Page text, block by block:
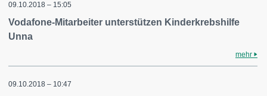
09.10.2018 – 15:05
Vodafone-Mitarbeiter unterstützen Kinderkrebshilfe
Unna
mehr
09.10.2018 – 10:47